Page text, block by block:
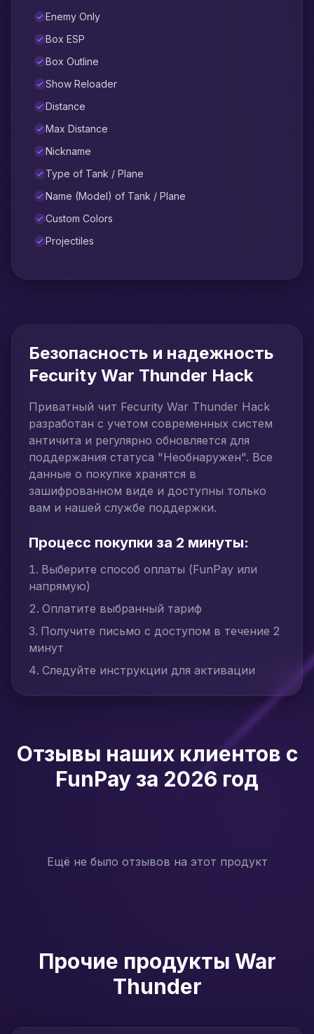
Enemy Only
Box ESP
Box Outline
Show Reloader
Distance
Max Distance
Nickname
Type of Tank / Plane
Name (Model) of Tank / Plane
Custom Colors
Projectiles
Безопасность и надежность
Fecurity War Thunder Hack
Приватный чит Fecurity War Thunder Hack
разработан с учетом современных систем
античита и регулярно обновляется для
поддержания статуса "Необнаружен". Все
данные о покупке хранятся в
зашифрованном виде и доступны только
вам и нашей службе поддержки.
Процесс покупки за 2 минуты:
Выберите способ оплаты (FunPay или
напрямую)
Оплатите выбранный тариф
Получите письмо с доступом в течение 2
минут
Следуйте инструкции для активации
Отзывы наших клиентов с
FunPay за 2026 год
Ещё не было отзывов на этот продукт
Прочие продукты War
Thunder